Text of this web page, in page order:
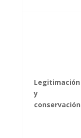
Legitimación
y
conservación